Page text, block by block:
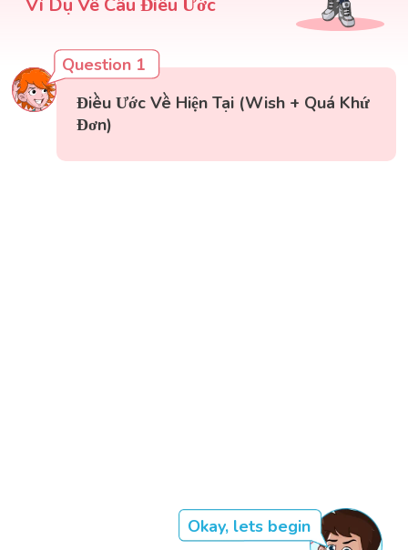
Question 1
Điều Ước Về Hiện Tại (Wish + Quá Khứ
Đơn)
Okay, lets begin